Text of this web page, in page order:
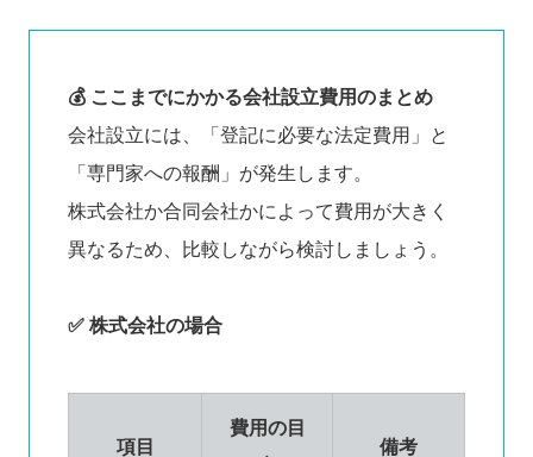
💰 ここまでにかかる会社設立費用のまとめ
会社設立には、「登記に必要な法定費用」と
「専門家への報酬」が発生します。
株式会社か合同会社かによって費用が大きく
異なるため、比較しながら検討しましょう。
✅ 株式会社の場合
項目
費用の目
備考